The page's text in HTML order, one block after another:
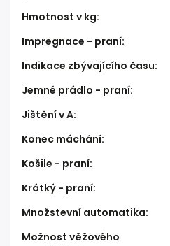
Hmotnost v kg:
Impregnace - praní:
Indikace zbývajícího času:
Jemné prádlo - praní:
Jištění v A:
Konec máchání:
Košile - praní:
Krátký - praní:
Množstevní automatika:
Možnost věžového